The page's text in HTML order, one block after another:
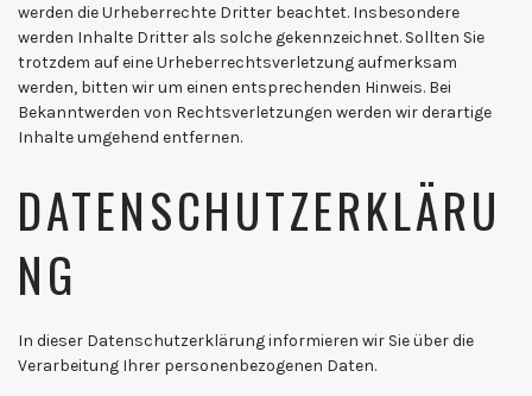
werden die Urheberrechte Dritter beachtet. Insbesondere
werden Inhalte Dritter als solche gekennzeichnet. Sollten Sie
trotzdem auf eine Urheberrechtsverletzung aufmerksam
werden, bitten wir um einen entsprechenden Hinweis. Bei
Bekanntwerden von Rechtsverletzungen werden wir derartige
Inhalte umgehend entfernen.
DATENSCHUTZERKLÄRU
NG
In dieser Datenschutzerklärung informieren wir Sie über die
Verarbeitung Ihrer personenbezogenen Daten.